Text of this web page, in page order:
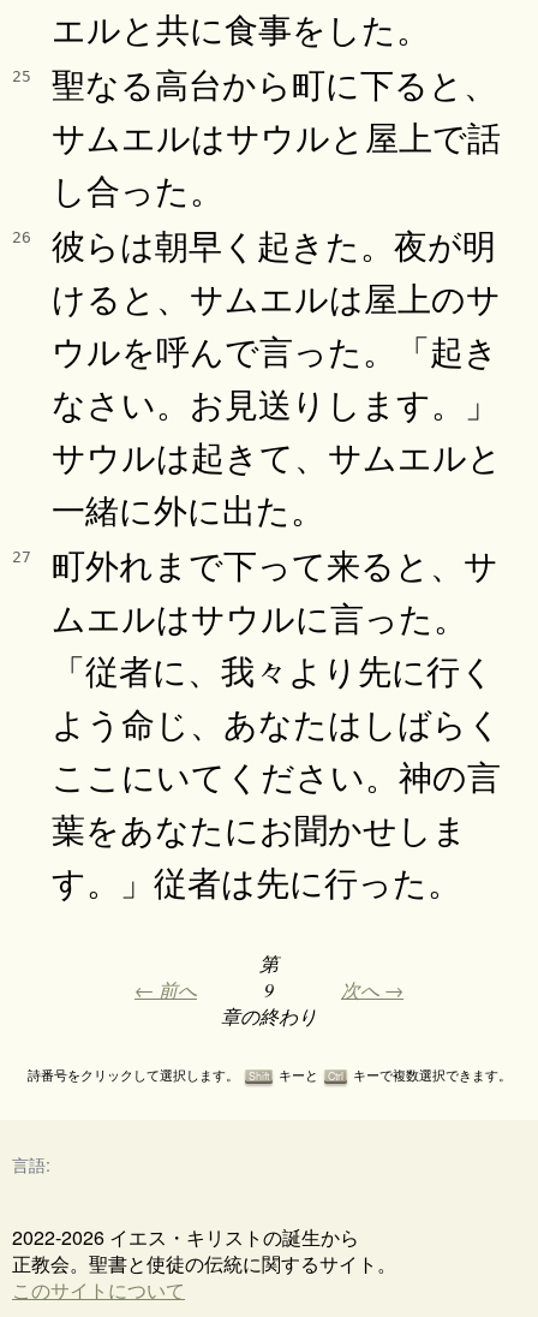
エルと共に食事をした。
25
聖なる高台から町に下ると、
サムエルはサウルと屋上で話
し合った。
26
彼らは朝早く起きた。夜が明
けると、サムエルは屋上のサ
ウルを呼んで言った。「起き
なさい。お見送りします。」
サウルは起きて、サムエルと
一緒に外に出た。
27
町外れまで下って来ると、サ
ムエルはサウルに言った。
「従者に、我々より先に行く
よう命じ、あなたはしばらく
ここにいてください。神の言
葉をあなたにお聞かせしま
す。」従者は先に行った。
← 前へ
第
9
章の終わり
次へ →
詩番号をクリックして選択します。 Shift キーと Ctrl キーで複数選択できます。
言語:
2022-2026 イエス・キリストの誕生から
正教会。聖書と使徒の伝統に関するサイト。
このサイトについて